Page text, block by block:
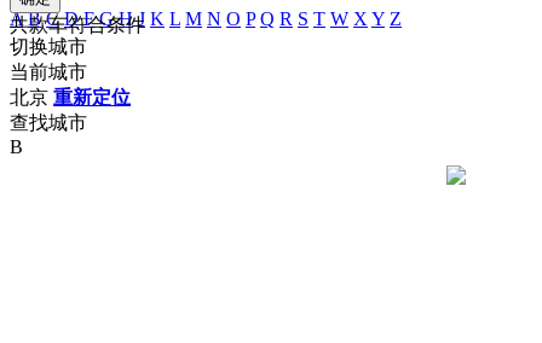
共款车符合条件
A B C D F G H J K L M N O P Q R S T W X Y Z
切换城市
当前城市
北京 重新定位
查找城市
B